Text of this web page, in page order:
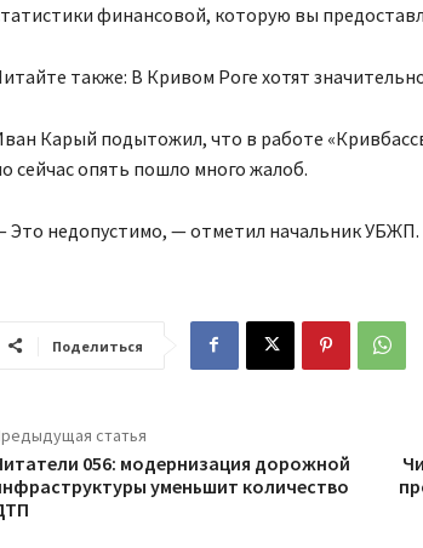
финансовой, которую вы
также: В Кривом Роге хотят
Карый подытожил, что в работе
сейчас опять пошло много жалоб.
Это недопустимо, — отметил начальник УБЖП.
Поделиться
статья
056: модернизация дорожной
уменьшит количество